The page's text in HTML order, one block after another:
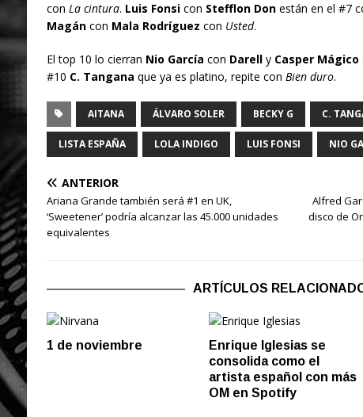
con La cintura. Luis Fonsicon Stefflon Donestán en el #7
Magáncon Mala Rodríguez con Usted.
El top 10 lo cierran Nio García con Darelly Casper Mágico
#10 C. Tangana que ya es platino, repite con Bien duro.
AITANA ÁLVARO SOLER BECKY G C.
LISTA ESPAÑA LOLA INDIGO LUIS FONSI NIO
ANTERIOR
Ariana Grande también será #1 en UK,
‘Sweetener’ podría alcanzar las 45.000 unidades
equivalentes
Alfred
disco de
ARTÍCULOS
1 de noviembre
Enrique Iglesias se
consolida como el
artista español con más
OM en Spotify